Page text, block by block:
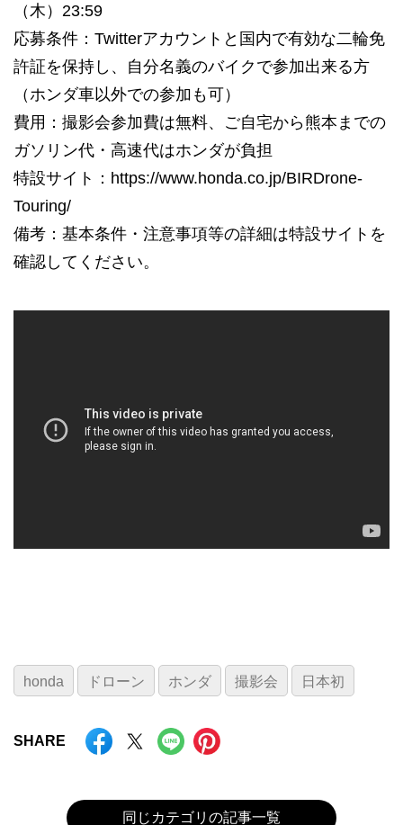
（木）23:59
応募条件：Twitterアカウントと国内で有効な二輪免
許証を保持し、自分名義のバイクで参加出来る方
（ホンダ車以外での参加も可）
費用：撮影会参加費は無料、ご自宅から熊本までの
ガソリン代・高速代はホンダが負担
特設サイト： https://www.honda.co.jp/BIRDrone-
Touring/
備考：基本条件・注意事項等の詳細は特設サイトを
確認してください。
honda ドローン ホンダ 撮影会 日本初
SHARE
同じカテゴリの記事一覧